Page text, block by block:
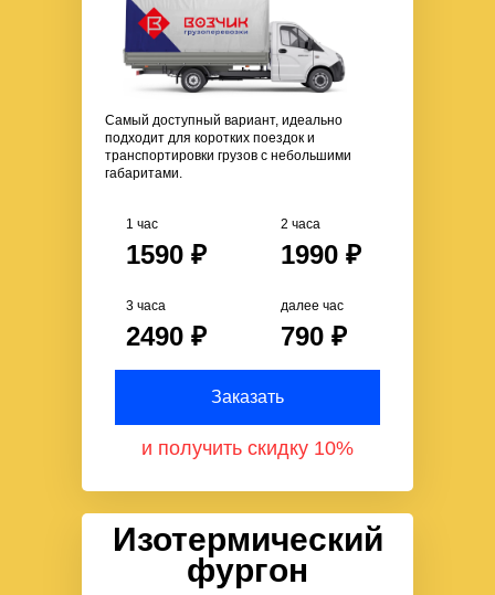
Самый доступный вариант, идеально
подходит для коротких поездок и
транспортировки грузов с небольшими
габаритами.
1590 ₽
Заказать
1990 ₽
2 часа
2490 ₽
3 часа
790 ₽
далее час
и получить скидку 10%
1 час
Изотермический
фургон